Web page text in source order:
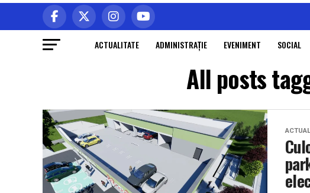
ACTUALITATE ADMINISTRAŢIE EVENIMENT SOCIAL
All posts